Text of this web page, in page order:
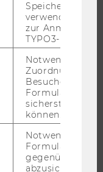
Speichert die
verwendete
zur Anmeldung
TYPO3-Backend.
Notwendig, um
Zuordnung von
Besucher zu
sicherstellen zu
können.
Notwendig, um
gegenüber
abzusichern.